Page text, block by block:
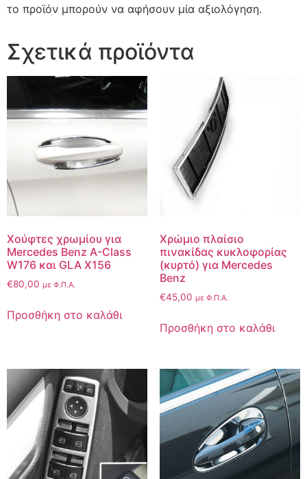
το προϊόν μπορούν να αφήσουν μία αξιολόγηση.
Σχετικά προϊόντα
Χούφτες χρωμίου για
Mercedes Benz A-Class
W176 και GLA X156
€80,00 με Φ.Π.Α.
Προσθήκη στο καλάθι
Χρώμιο πλαίσιο
πινακίδας κυκλοφορίας
(κυρτό) για Mercedes
Benz
€45,00 με Φ.Π.Α.
Προσθήκη στο καλάθι